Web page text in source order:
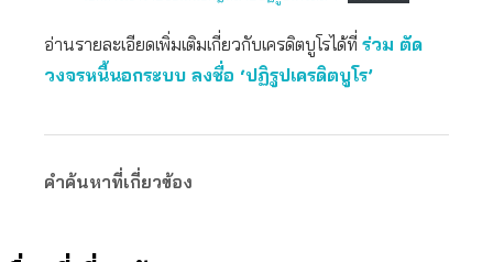
อ่านรายละเอียดเพิ่มเติมเกี่ยวกับเครดิตบูโรได้ที่ ร่วม ตัด
วงจรหนี้นอกระบบ ลงชื่อ ‘ปฏิรูปเครดิตบูโร’
คำค้นหาที่เกี่ยวข้อง